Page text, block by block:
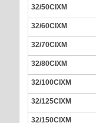
32/50CIXM
32/60CIXM
32/70CIXM
32/80CIXM
32/100CIXM
32/125CIXM
32/150CIXM